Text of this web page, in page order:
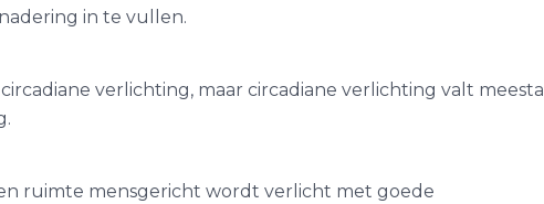
in te vullen.
verlichting, maar circadiane verlichting valt meestal
ruimte mensgericht wordt verlicht met goede